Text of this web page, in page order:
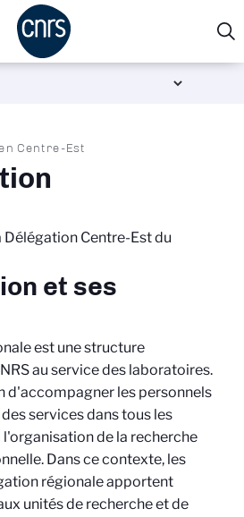
Centre-Est
Délégation Centre-Est du
et ses
est une structure
au service des laboratoires.
d'accompagner les personnels
services dans tous les
de la recherche
Dans ce contexte, les
régionale apportent
unités de recherche et de